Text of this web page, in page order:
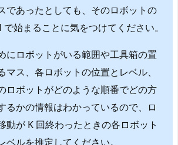
であったとしても、そのロボットの
で始まることに気をつけてください。
にロボットがいる範囲や工具箱の置
マス、各ロボットの位置とレベル、
ロボットがどのような順番でどの方
るかの情報はわかっているので、ロ
動が K 回終わったときの各ロボット
ベルを推定してください。